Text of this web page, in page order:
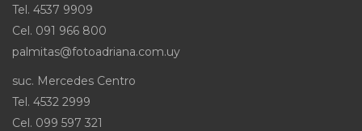
Tel. 4537 9909
Cel. 091 966 800
palmitas@fotoadriana.com.uy
suc. Mercedes Centro
Tel. 4532 2999
Cel. 099 597 321